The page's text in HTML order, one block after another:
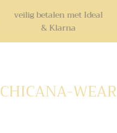
veilig betalen met Ideal
& Klarna
CHICANA-WEAR